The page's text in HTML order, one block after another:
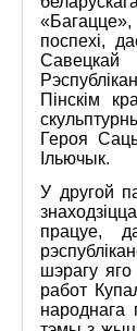
поспехі,
Пінскім
Героя
Ільючык.
У другой
працуе,
шэрагу
работ